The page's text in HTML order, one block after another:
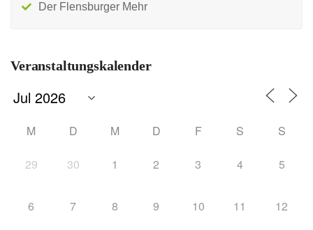
Der Flensburger Mehr
Veranstaltungskalender
M D M D F S S
29 30 1 2 3 4 5
6 7 8 9 10 11 12